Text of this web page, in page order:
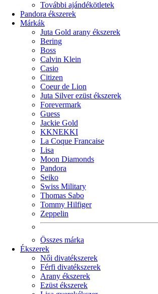
További ajándékötletek
Pandora ékszerek
Márkák
Juta Gold arany ékszerek
Bering
Boss
Calvin Klein
Casio
Citizen
Coeur de Lion
Juta Silver ezüst ékszerek
Forevermark
Guess
Jackie Gold
KKNEKKI
La Coque Francaise
Lisa
Moon Diamonds
Pandora
Seiko
Swiss Military
Thomas Sabo
Tommy Hilfiger
Zeppelin
Összes márka
Ékszerek
Női divatékszerek
Férfi divatékszerek
Arany ékszerek
Ezüst ékszerek